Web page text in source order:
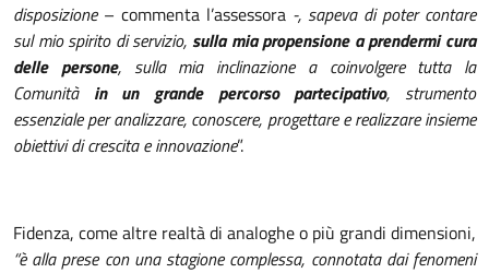
disposizione– commenta l’assessora -, sapeva di poter contare
sul mio spirito di servizio, sulla mia propensione a prendermi cura
delle persone, sulla mia inclinazione a coinvolgere tutta la
Comunitàin un grande percorso partecipativo, strumento
essenziale per analizzare, conoscere, progettare e realizzare insieme
obiettivi di crescita e innovazione”.
Fidenza, come altre realtà di analoghe o più grandi dimensioni,
“è alla prese con una stagione complessa, connotata dai fenomeni